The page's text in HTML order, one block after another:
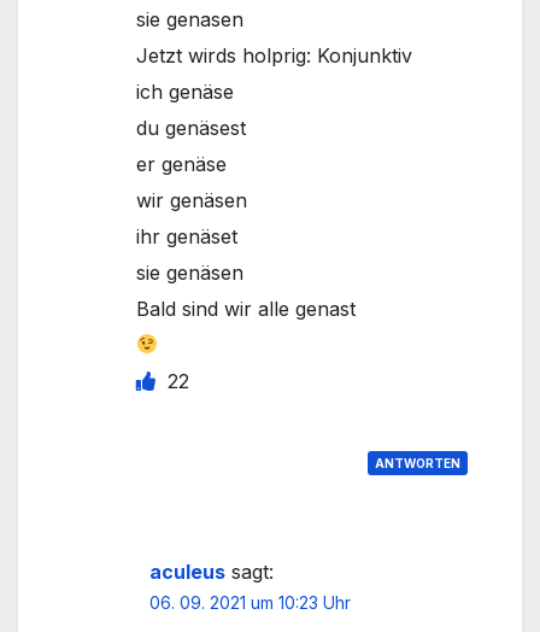
sie genasen
Jetzt wirds holprig: Konjunktiv
ich genäse
du genäsest
er genäse
wir genäsen
ihr genäset
sie genäsen
Bald sind wir alle genast
22
ANTWORTEN
aculeus sagt:
06. 09. 2021 um 10:23 Uhr